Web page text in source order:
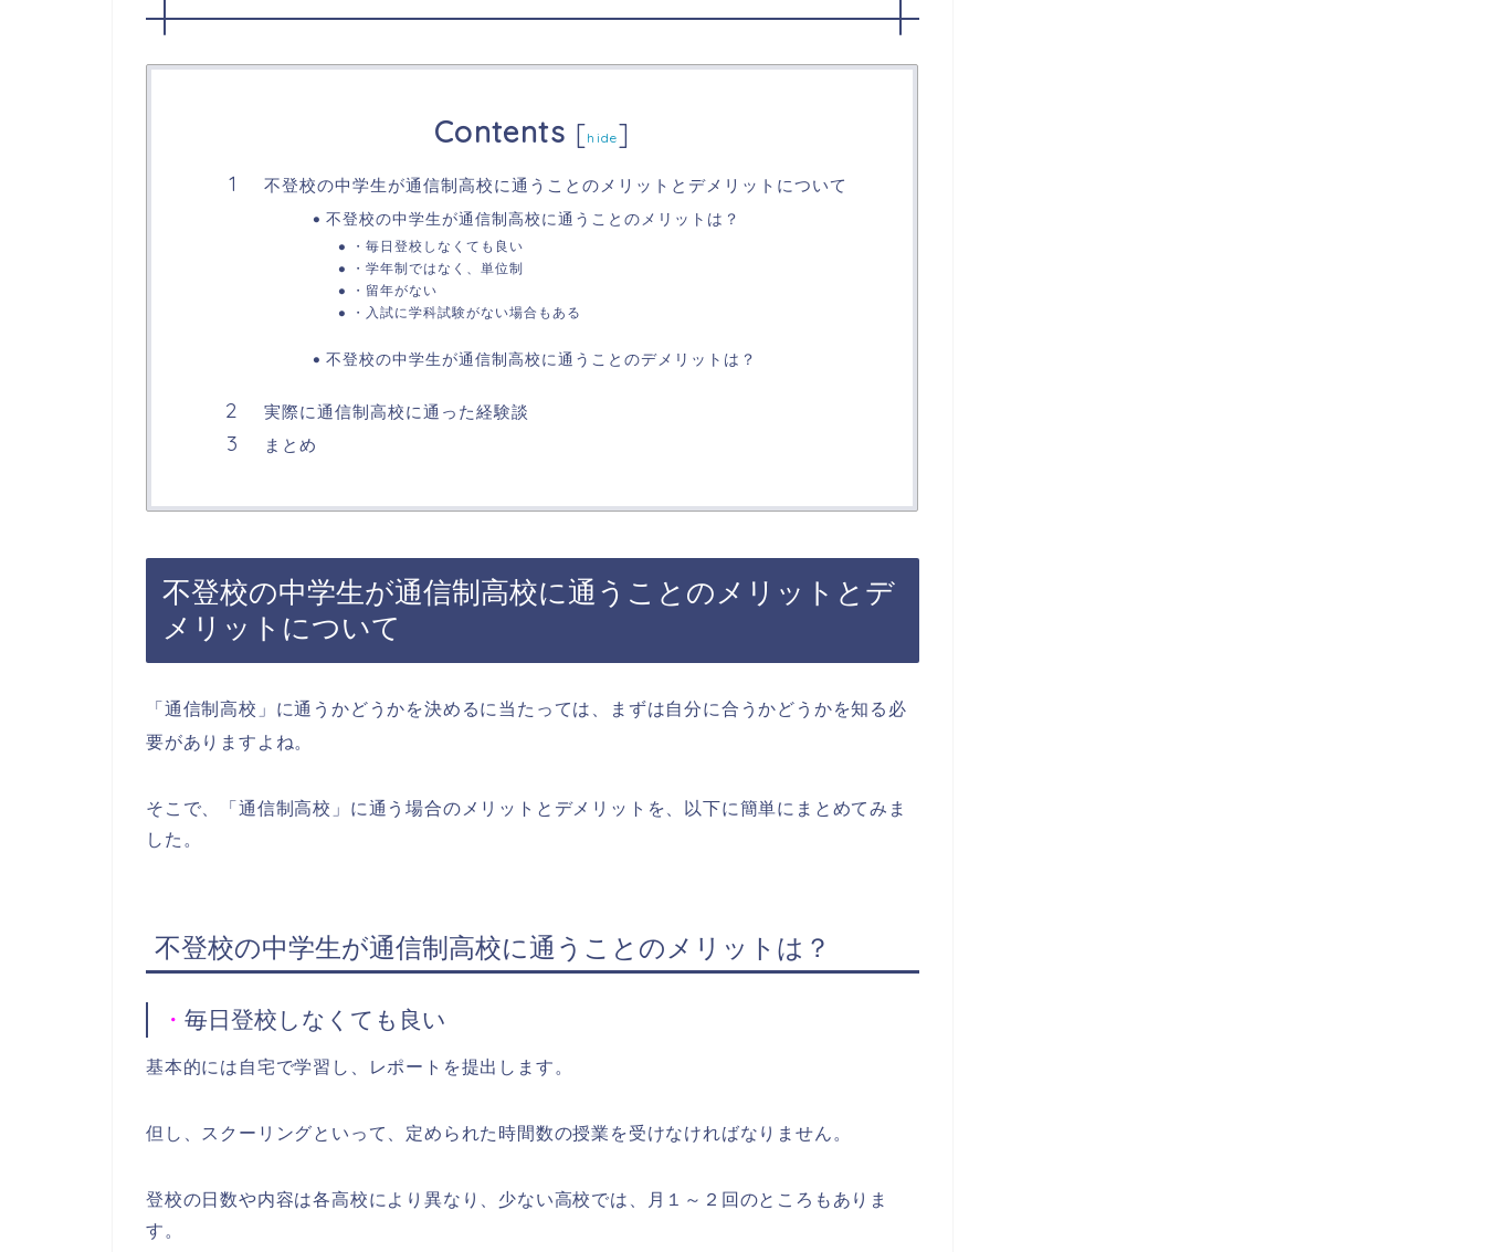
Contents [hide]
不登校の中学生が通信制高校に通うことのメリットとデメリットについて
不登校の中学生が通信制高校に通うことのメリットは？
・毎日登校しなくても良い
・学年制ではなく、単位制
・留年がない
・入試に学科試験がない場合もある
不登校の中学生が通信制高校に通うことのデメリットは？
実際に通信制高校に通った経験談
まとめ
不登校の中学生が通信制高校に通うことのメリットとデ
メリットについて
「通信制高校」に通うかどうかを決めるに当たっては、まずは自分に合うかどうかを知る必
要がありますよね。
そこで、「通信制高校」に通う場合のメリットとデメリットを、以下に簡単にまとめてみま
した。
不登校の中学生が通信制高校に通うことのメリットは？
・ 毎日登校しなくても良い
基本的には自宅で学習し、レポートを提出します。
但し、スクーリングといって、定められた時間数の授業を受けなければなりません。
登校の日数や内容は各高校により異なり、少ない高校では、月１～２回のところもありま
す。